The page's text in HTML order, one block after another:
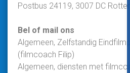
Postbus 24119, 3007 DC
Bel of mail ons
Algemeen, Zelfstandig
(filmcoach Filip)
Algemeen, diensten met